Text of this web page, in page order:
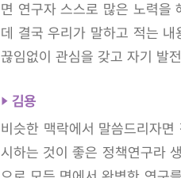
면 연구자 스스로 많은 노력을
데 결국 우리가 말하고 적는
끊임없이 관심을 갖고 자기 발
김용
비슷한 맥락에서 말씀드리자
시하는 것이 좋은 정책연구라